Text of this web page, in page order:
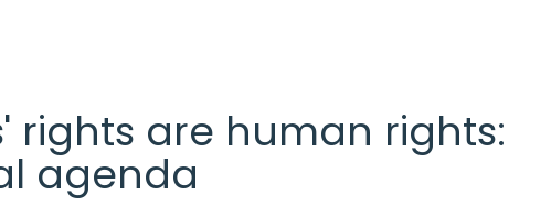
rights are human rights:
agenda